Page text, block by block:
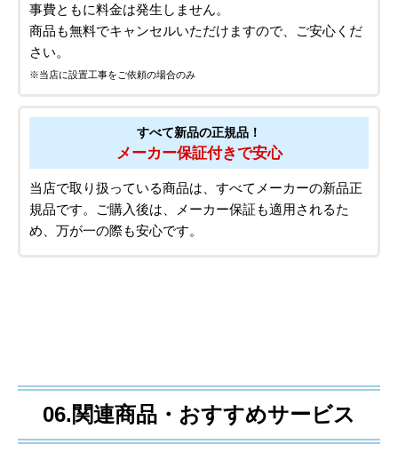
事費ともに料金は発生しません。
商品も無料でキャンセルいただけますので、ご安心くだ
さい。
※当店に設置工事をご依頼の場合のみ
すべて新品の正規品！
メーカー保証付きで安心
当店で取り扱っている商品は、すべてメーカーの新品正
規品です。ご購入後は、メーカー保証も適用されるた
め、万が一の際も安心です。
06.関連商品・おすすめサービス